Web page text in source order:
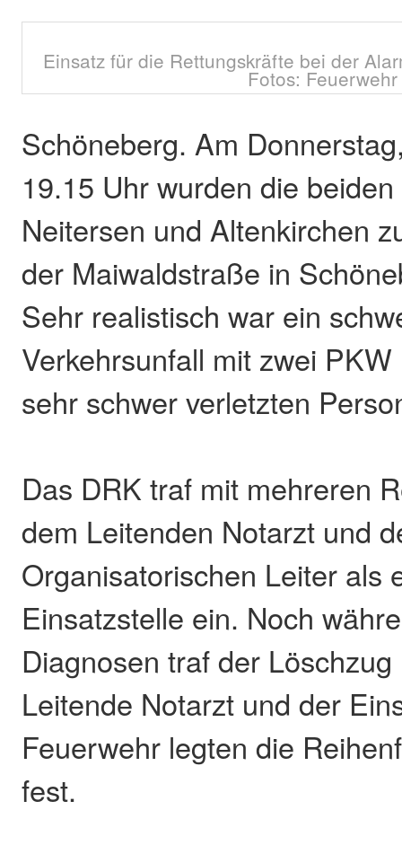
Einsatz für die Rettungskräfte bei der
Fotos: Feuerwehr
Schöneberg. Am
19.15 Uhr wurden die
Neitersen und Altenkirchen
der Maiwaldstraße in
Sehr realistisch war ein
Verkehrsunfall mit zwei
sehr schwer verletzten
Das DRK traf mit mehreren
dem Leitenden Notarzt und
Organisatorischen Leiter als
Einsatzstelle ein. Noch
Diagnosen traf der
Leitende Notarzt und der
Feuerwehr legten die
fest.